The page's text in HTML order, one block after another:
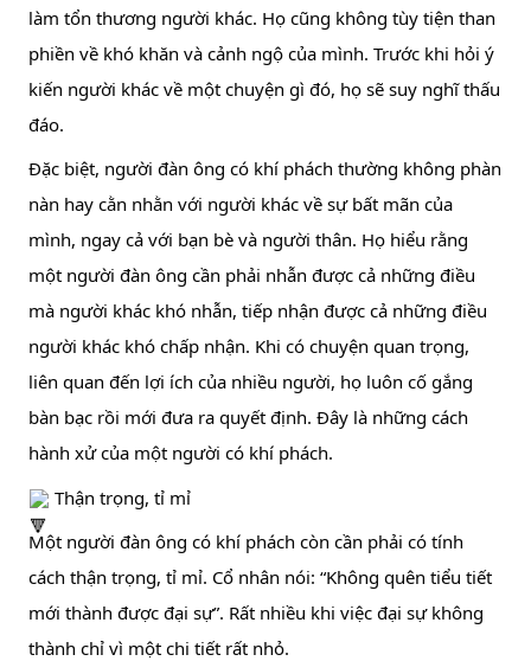
làm tổn thương người khác. Họ cũng không tùy tiện than
phiền về khó khăn và cảnh ngộ của mình. Trước khi hỏi ý
kiến người khác về một chuyện gì đó, họ sẽ suy nghĩ thấu
đáo.
Đặc biệt, người đàn ông có khí phách thường không phàn
nàn hay cằn nhằn với người khác về sự bất mãn của
mình, ngay cả với bạn bè và người thân. Họ hiểu rằng
một người đàn ông cần phải nhẫn được cả những điều
mà người khác khó nhẫn, tiếp nhận được cả những điều
người khác khó chấp nhận. Khi có chuyện quan trọng,
liên quan đến lợi ích của nhiều người, họ luôn cố gắng
bàn bạc rồi mới đưa ra quyết định. Đây là những cách
hành xử của một người có khí phách.
Thận trọng, tỉ mỉ
Một người đàn ông có khí phách còn cần phải có tính
cách thận trọng, tỉ mỉ. Cổ nhân nói: “Không quên tiểu tiết
mới thành được đại sự”. Rất nhiều khi việc đại sự không
thành chỉ vì một chi tiết rất nhỏ.